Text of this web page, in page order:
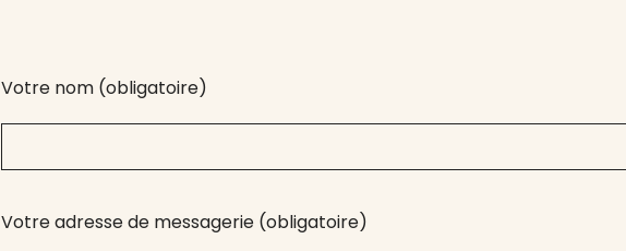
Votre nom (obligatoire)
Votre adresse de messagerie (obligatoire)